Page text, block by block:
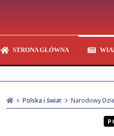
STRONA GŁÓWNA
Polska i świat Narodowy